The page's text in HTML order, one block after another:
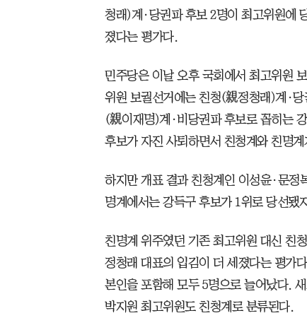
청래)계·당권파 후보 2명이 최고위원에
졌다는 평가다.
민주당은 이날 오후 국회에서 최고위원
위원 보궐선거에는 친청(親정청래)계·
(親이재명)계·비당권파 후보로 꼽히는
후보가 자진 사퇴하면서 친청계와 친명
하지만 개표 결과 친청계인 이성윤·문정
명계에서는 강득구 후보가 1위로 당선됐
친명계 위주였던 기존 최고위원 대신 친
정청래 대표의 입김이 더 세졌다는 평가
본인을 포함해 모두 5명으로 늘어났다.
박지원 최고위원도 친청계로 분류된다.